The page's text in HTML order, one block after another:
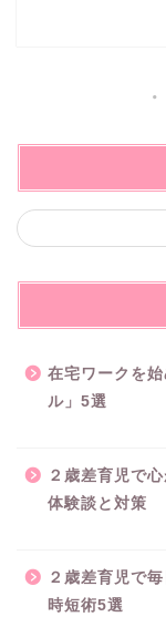
在宅ワークを
ル」5選
２歳差育児で
体験談と対策
２歳差育児で
時短術5選